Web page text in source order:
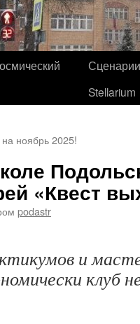
Сценарии
Stellarium
ноябрь 2025!
«Квест
podastr
и
клуб